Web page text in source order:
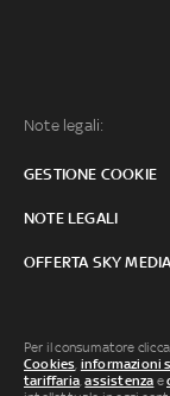
Note legali:
GESTIONE COOKIE
NOTE LEGALI
OFFERTA SKY
Per il consumatore
Cookies, informazioni
tariffaria,assistenza e